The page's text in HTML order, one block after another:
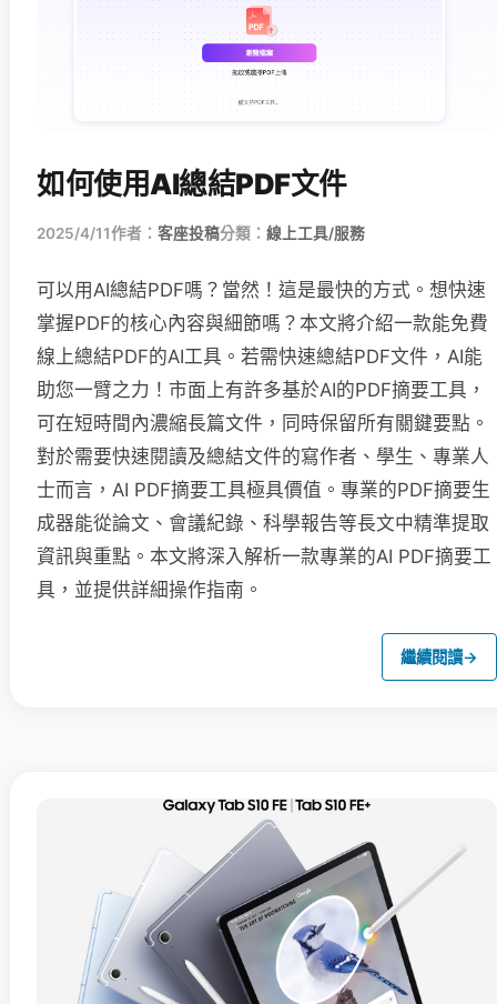
如何使用AI總結PDF文件
2025/4/11作者： 客座投稿分類： 線上工具/服務
可以用AI總結PDF嗎？當然！這是最快的方式。想快速
掌握PDF的核心內容與細節嗎？本文將介紹一款能免費
線上總結PDF的AI工具。若需快速總結PDF文件，AI能
助您一臂之力！市面上有許多基於AI的PDF摘要工具，
可在短時間內濃縮長篇文件，同時保留所有關鍵要點。
對於需要快速閱讀及總結文件的寫作者、學生、專業人
士而言，AI PDF摘要工具極具價值。專業的PDF摘要生
成器能從論文、會議紀錄、科學報告等長文中精準提取
資訊與重點。本文將深入解析一款專業的AI PDF摘要工
具，並提供詳細操作指南。
繼續閱讀→